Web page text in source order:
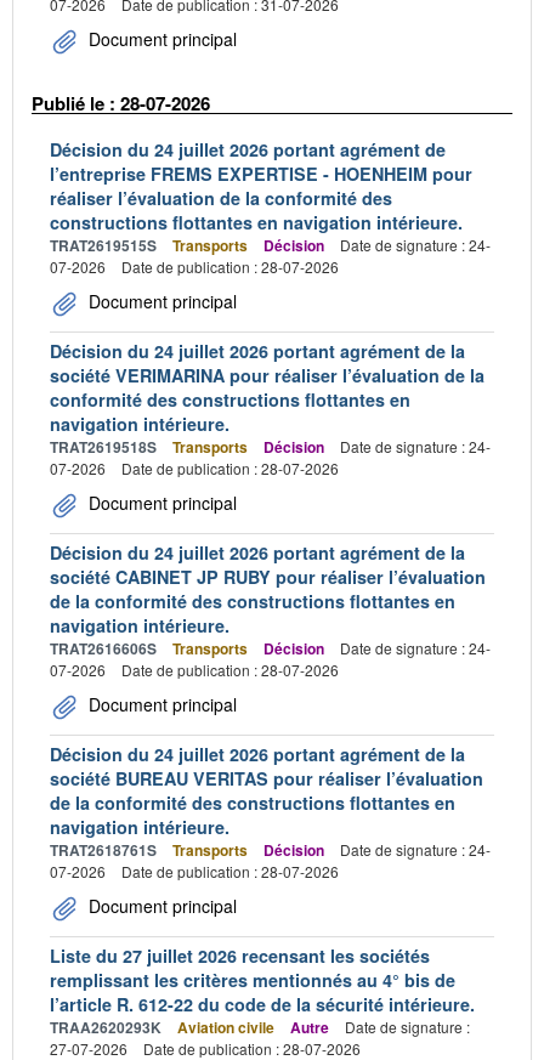
Document principal
Publié le : 28-07-2026
Décision du 24 juillet 2026 portant agrément de
l’entreprise FREMS EXPERTISE - HOENHEIM pour
réaliser l’évaluation de la conformité des
constructions flottantes en navigation intérieure.
TRAT2619515S Transports Décision
Date de signature : 24-
07-2026
Date de publication : 28-07-2026
Document principal
Décision du 24 juillet 2026 portant agrément de la
société VERIMARINA pour réaliser l’évaluation de la
conformité des constructions flottantes en
navigation intérieure.
TRAT2619518S Transports Décision
Date de signature : 24-
07-2026
Date de publication : 28-07-2026
Document principal
Décision du 24 juillet 2026 portant agrément de la
société CABINET JP RUBY pour réaliser l’évaluation
de la conformité des constructions flottantes en
navigation intérieure.
TRAT2616606S Transports Décision
Date de signature : 24-
07-2026
Date de publication : 28-07-2026
Document principal
Décision du 24 juillet 2026 portant agrément de la
société BUREAU VERITAS pour réaliser l’évaluation
de la conformité des constructions flottantes en
navigation intérieure.
TRAT2618761S Transports Décision
Date de signature : 24-
07-2026
Date de publication : 28-07-2026
Document principal
Liste du 27 juillet 2026 recensant les sociétés
remplissant les critères mentionnés au 4° bis de
l’article R. 612-22 du code de la sécurité intérieure.
TRAA2620293K Aviation civile Autre
Date de signature :
27-07-2026
Date de publication : 28-07-2026